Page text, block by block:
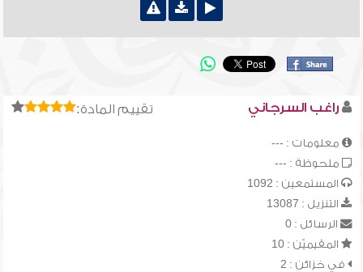
تقييم المادة: راغب السرجاني
معلومات : ---
ملحوظة : ---
المستمعين : 1092
التنزيل : 13087
الرسائل : 0
المقيميّن : 10
في خزائن : 2